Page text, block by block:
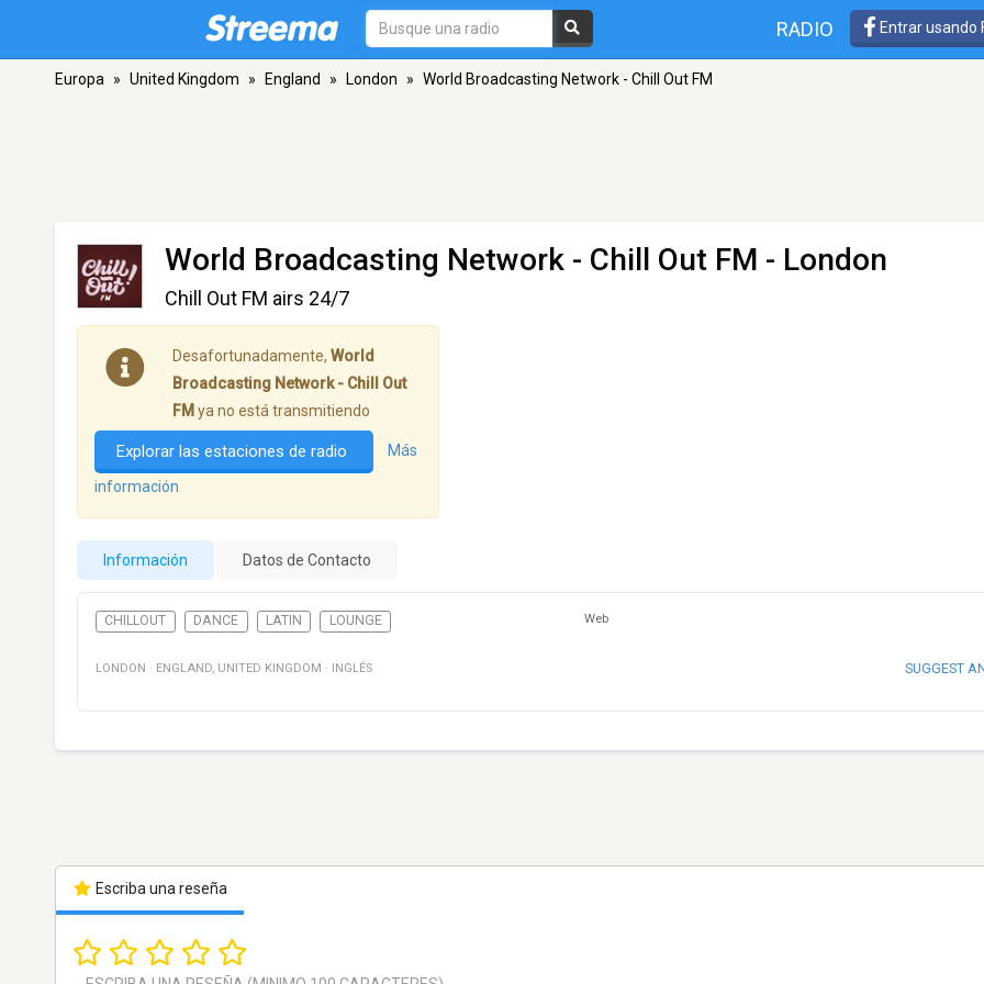
RADIO Entrar usando
Europa » United Kingdom » England » London » World Broadcasting Network - Chill Out FM
World Broadcasting Network - Chill Out FM - London
Chill Out FM airs 24/7
Desafortunadamente, World
Broadcasting Network - Chill Out
FM ya no está transmitiendo
Explorar las estaciones de radio Más
información
Información Datos de Contacto
CHILLOUT DANCE LATIN LOUNGE Web
LONDON · ENGLAND, UNITED KINGDOM · INGLÉS SUGGEST
Escriba una reseña